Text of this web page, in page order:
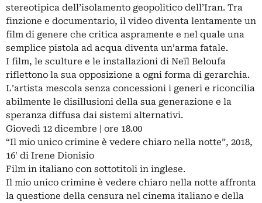
stereotipica dell’isolamento geopolitico dell’Iran. Tra
finzione e documentario, il video diventa lentamente un
film di genere che critica aspramente e nel quale una
semplice pistola ad acqua diventa un’arma fatale.
I film, le sculture e le installazioni di Neïl Beloufa
riflettono la sua opposizione a ogni forma di gerarchia.
L’artista mescola senza concessioni i generi e riconcilia
abilmente le disillusioni della sua generazione e la
speranza diffusa dai sistemi alternativi.
Giovedì 12 dicembre | ore 18.00
“Il mio unico crimine è vedere chiaro nella notte”, 2018,
16' di Irene Dionisio
Film in italiano con sottotitoli in inglese.
Il mio unico crimine è vedere chiaro nella notte affronta
la questione della censura nel cinema italiano e della